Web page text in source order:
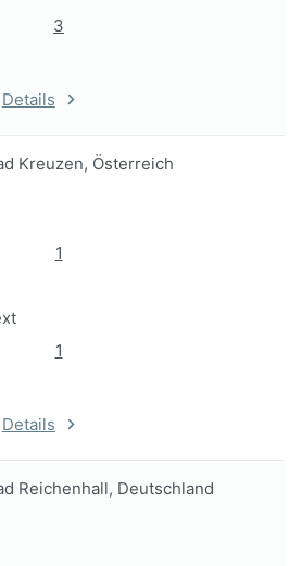
3
Details
Kreuzen, Österreich
1
1
Details
Reichenhall, Deutschland